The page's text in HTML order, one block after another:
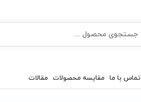
تماس با ما مقایسه محصولات مقالات